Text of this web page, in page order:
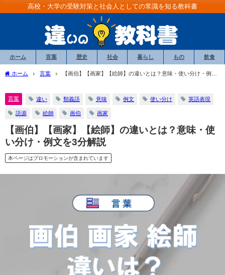
高校・大学の受験対策と社会人としての常識を知る教科書
ホーム 言葉 歴史 社会 暮らし もの 飲食
ホーム 言葉
【画伯】【画家】【絵師】の違いとは？意味・使い分け・例文
言葉 違い 類義語 意味 例文 使い分け 英語表現
語源 絵師 画伯 画家
【画伯】【画家】【絵師】の違いとは？意味・使
い分け・例文を3分解説
本ページはプロモーションが含まれています